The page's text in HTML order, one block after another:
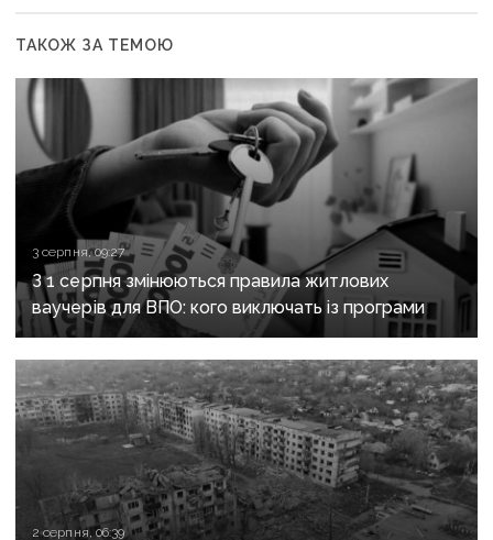
ТАКОЖ ЗА ТЕМОЮ
3 серпня, 09:27
З 1 серпня змінюються правила житлових
ваучерів для ВПО: кого виключать із програми
2 серпня, 06:39